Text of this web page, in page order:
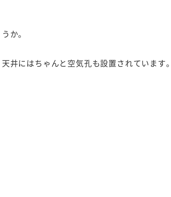
か。
井にはちゃんと空気孔も設置されています。